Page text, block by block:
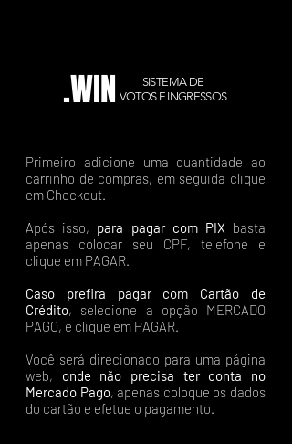
.WIN
SISTEMA DE
VOTOS E INGRESSOS
Primeiro adicione uma quantidade ao
carrinho de compras, em seguida clique
em Checkout.
Após isso, para pagar com PIX basta
apenas colocar seu CPF, telefone e
clique em PAGAR.
Caso prefira pagar com Cartão de
Crédito, selecione a opção MERCADO
PAGO, e clique em PAGAR.
Você será direcionado para uma página
web, onde não precisa ter conta no
Mercado Pago, apenas coloque os dados
do cartão e efetue o pagamento.